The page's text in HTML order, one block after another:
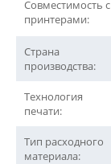
Совместимость с
принтерами:
Страна
производства:
Технология
печати:
Тип расходного
материала: